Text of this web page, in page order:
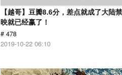
【越哥】豆瓣8.6分，差点就成了大陆
映就已经赢了！
# 478
2019-10-22 06:10